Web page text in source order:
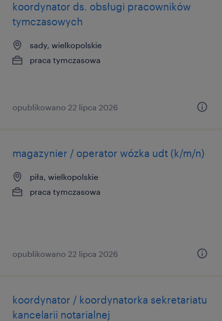
koordynator ds. obsługi pracowników
tymczasowych
sady, wielkopolskie
praca tymczasowa
opublikowano 22 lipca 2026
magazynier / operator wózka udt (k/m/n)
piła, wielkopolskie
praca tymczasowa
opublikowano 22 lipca 2026
koordynator / koordynatorka sekretariatu
kancelarii notarialnej